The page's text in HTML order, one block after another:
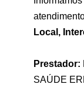
Local,
Prestador:
SAÚDE